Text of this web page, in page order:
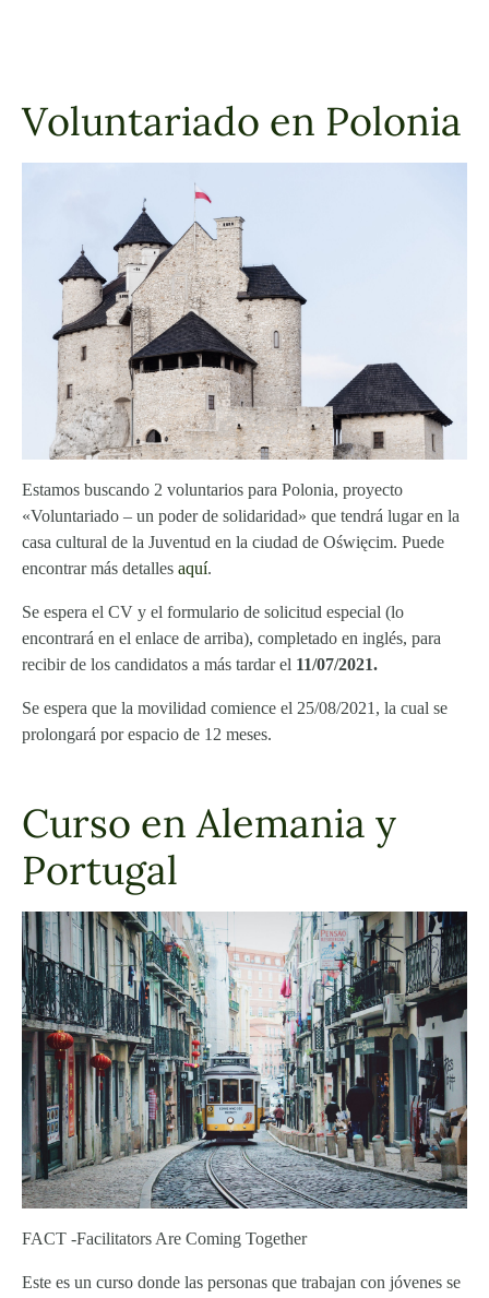
Voluntariado en Polonia
Estamos buscando 2 voluntarios para Polonia, proyecto
«Voluntariado – un poder de solidaridad» que tendrá lugar en la
casa cultural de la Juventud en la ciudad de Oświęcim. Puede
encontrar más detalles aquí.
Se espera el CV y el formulario de solicitud especial (lo
encontrará en el enlace de arriba), completado en inglés, para
recibir de los candidatos a más tardar el 11/07/2021.
Se espera que la movilidad comience el 25/08/2021, la cual se
prolongará por espacio de 12 meses.
Curso en Alemania y
Portugal
FACT -Facilitators Are Coming Together
Este es un curso donde las personas que trabajan con jóvenes se